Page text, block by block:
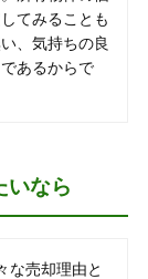
てみることも
、気持ちの良
あるからで
いなら
な売却理由と